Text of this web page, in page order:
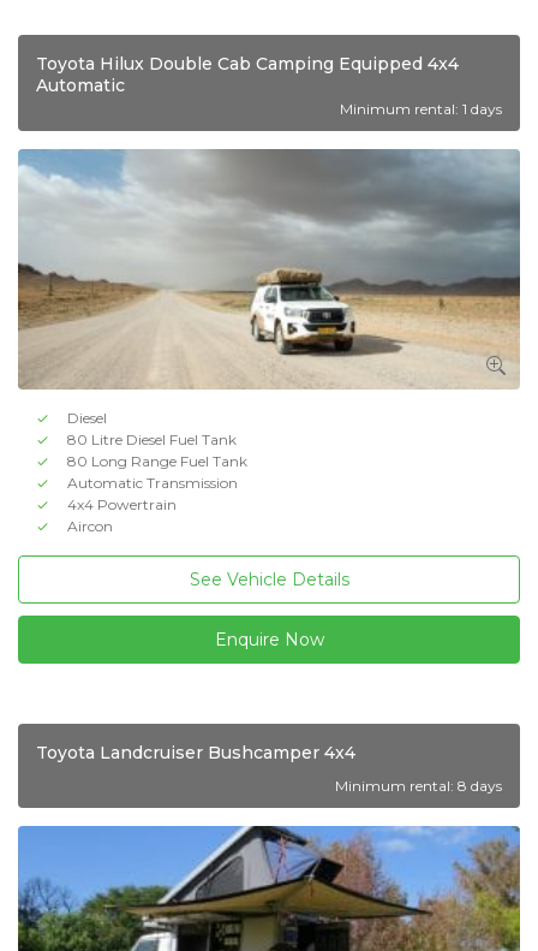
Toyota Hilux Double Cab Camping Equipped 4x4
Automatic
Minimum rental: 1 days
Diesel
80 Litre Diesel Fuel Tank
80 Long Range Fuel Tank
Automatic Transmission
4x4 Powertrain
Aircon
See Vehicle Details
Enquire Now
Toyota Landcruiser Bushcamper 4x4
Minimum rental: 8 days